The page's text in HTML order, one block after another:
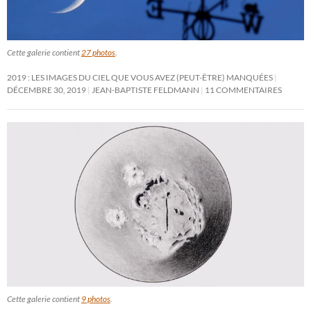
Cette galerie contient 27 photos
2019 : LES IMAGES DU CIEL QUE VOUS AVEZ (PEUT-ÊTRE) MANQUÉES
DÉCEMBRE 30, 2019
JEAN-BAPTISTE FELDMANN 11 COMMENTAIRES
Cette galerie contient 9 photos